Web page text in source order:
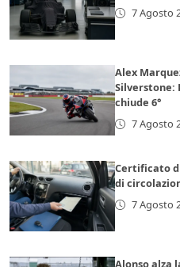
7 Agosto
Alex
Silverstone:
chiude 6°
7 Agosto
Certificato
di
7 Agosto
Alonso alza